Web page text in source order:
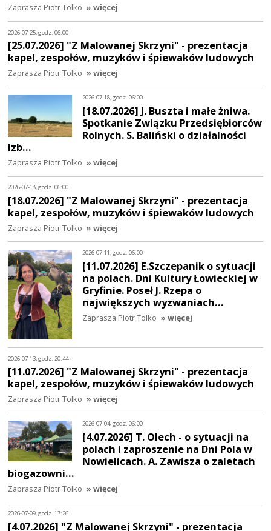
Zaprasza Piotr Tolko » więcej
2026-07-25, godz. 06:00
[25.07.2026] "Z Malowanej Skrzyni" - prezentacja
kapel, zespołów, muzyków i śpiewaków ludowych
Zaprasza Piotr Tolko » więcej
2026-07-18, godz. 06:00
[18.07.2026] J. Buszta i małe żniwa.
Spotkanie Związku Przedsiębiorców
Rolnych. S. Baliński o działalności
Izb…
Zaprasza Piotr Tolko » więcej
2026-07-18, godz. 06:00
[18.07.2026] "Z Malowanej Skrzyni" - prezentacja
kapel, zespołów, muzyków i śpiewaków ludowych
Zaprasza Piotr Tolko » więcej
2026-07-11, godz. 06:00
[11.07.2026] E.Szczepanik o sytuacji
na polach. Dni Kultury Łowieckiej w
Gryfinie. Poseł J. Rzepa o
największych wyzwaniach…
Zaprasza Piotr Tolko » więcej
2026-07-13, godz. 20:44
[11.07.2026] "Z Malowanej Skrzyni" - prezentacja
kapel, zespołów, muzyków i śpiewaków ludowych
Zaprasza Piotr Tolko » więcej
2026-07-04, godz. 06:00
[4.07.2026] T. Olech - o sytuacji na
polach i zaproszenie na Dni Pola w
Nowielicach. A. Zawisza o zaletach
biogazowni…
Zaprasza Piotr Tolko » więcej
2026-07-09, godz. 17:26
[4.07.2026] "Z Malowanej Skrzyni" - prezentacja